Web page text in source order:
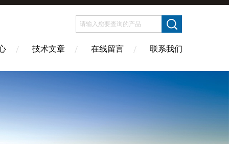
技术文章 在线留言 联系我们